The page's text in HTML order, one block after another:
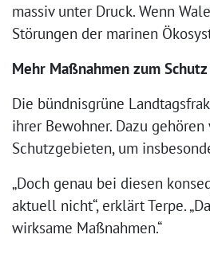
massiv unter Druck. Wenn
Störungen der marinen
Mehr Maßnahmen zum
Die bündnisgrüne
ihrer Bewohner. Dazu
Schutzgebieten, um
„Doch genau bei diesen
aktuell nicht“, erklärt Terpe.
wirksame Maßnahmen.“